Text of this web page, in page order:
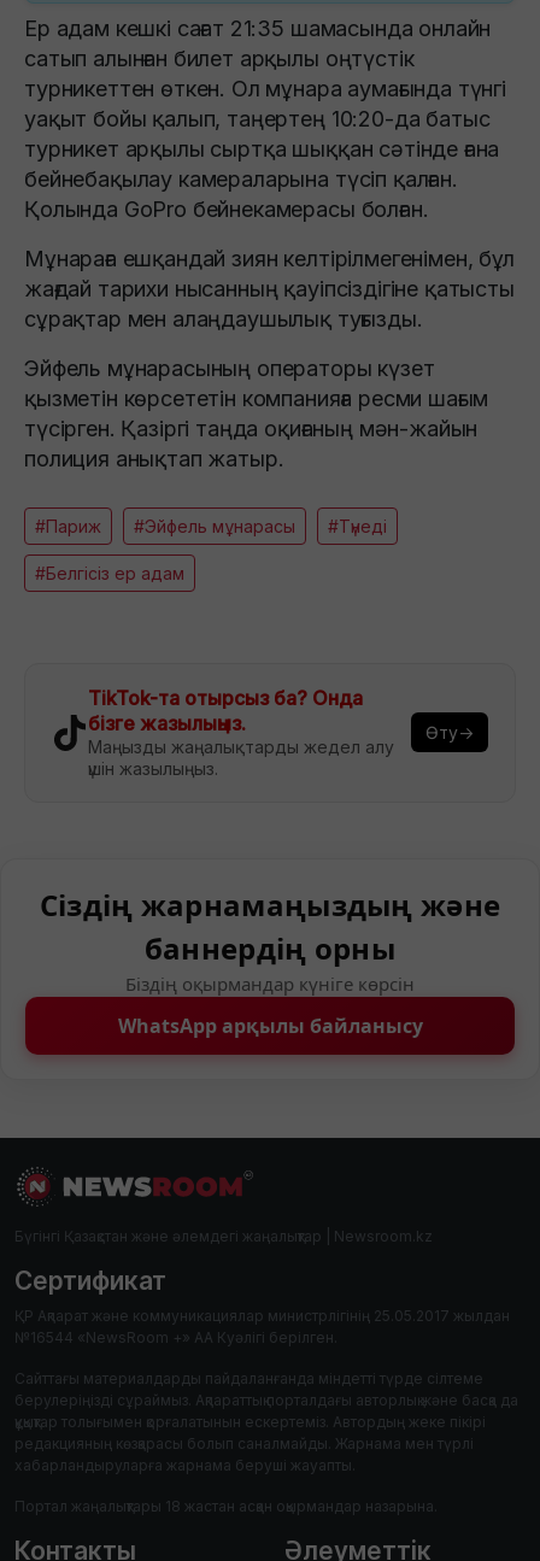
Ер адам кешкі сағат 21:35 шамасында онлайн
сатып алынған билет арқылы оңтүстік
турникеттен өткен. Ол мұнара аумағында түнгі
уақыт бойы қалып, таңертең 10:20-да батыс
турникет арқылы сыртқа шыққан сәтінде ғана
бейнебақылау камераларына түсіп қалған.
Қолында GoPro бейнекамерасы болған.
Мұнараға ешқандай зиян келтірілмегенімен, бұл
жағдай тарихи нысанның қауіпсіздігіне қатысты
сұрақтар мен алаңдаушылық туғызды.
Эйфель мұнарасының операторы күзет
қызметін көрсететін компанияға ресми шағым
түсірген. Қазіргі таңда оқиғаның мән-жайын
полиция анықтап жатыр.
#Париж #Эйфель мұнарасы #Түнеді
#Белгісіз ер адам
TikTok-та отырсыз ба? Онда
бізге жазылыңыз.
Маңызды жаңалықтарды жедел алу
үшін жазылыңыз.
Өту→
Сіздің жарнамаңыздың және
баннердің орны
Біздің оқырмандар күніге көрсін
WhatsApp арқылы байланысу
Бүгінгі Қазақстан және әлемдегі жаңалықтар | Newsroom.kz
Сертификат
ҚР Ақпарат және коммуникациялар министрлігінің 25.05.2017 жылдан
№16544 «NewsRoom +» АА Куәлігі берілген.
Сайттағы материалдарды пайдаланғанда міндетті түрде сілтеме
берулеріңізді сұраймыз. Ақпараттық порталдағы авторлық және басқа да
құқықтар толығымен қорғалатынын ескертеміз. Автордың жеке пікірі
редакцияның көзқарасы болып саналмайды. Жарнама мен түрлі
хабарландыруларға жарнама беруші жауапты.
Портал жаңалықтары 18 жастан асқан оқырмандар назарына.
Контакты Әлеуметтік